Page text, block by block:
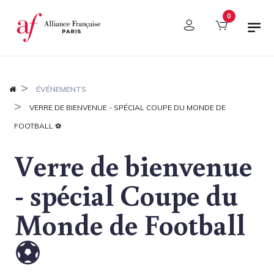
Panneau de gestion des cookies 0
ÉVÉNEMENTS
VERRE DE BIENVENUE - SPÉCIAL COUPE DU MONDE DE
FOOTBALL ⚽
Verre de bienvenue
- spécial Coupe du
Monde de Football
⚽